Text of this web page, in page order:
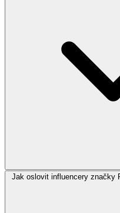
Jak oslovit influencery značky